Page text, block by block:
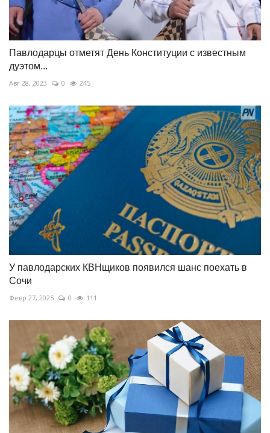
Павлодарцы отметят День Конституции с известным
дуэтом...
Авг 28, 2023 0 245
У павлодарских КВНщиков появился шанс поехать в
Сочи
Февр 27, 2025 0 111